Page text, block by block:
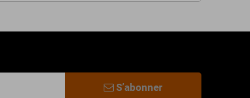
S’abonner